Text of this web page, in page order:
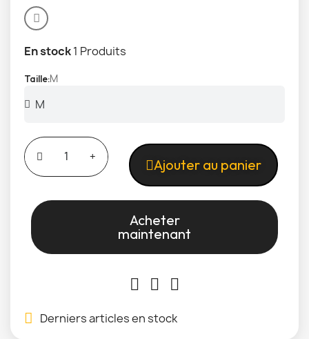
En stock1 Produits
Taille M
Ajouter au panier
Acheter
maintenant
Derniers articles en stock